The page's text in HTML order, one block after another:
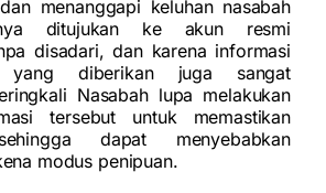
menanggapi keluhan nasabah
ditujukan ke akun resmi
disadari, dan karena informasi
yang diberikan juga sangat
Nasabah lupa melakukan
tersebut untuk memastikan
dapat menyebabkan
modus penipuan.